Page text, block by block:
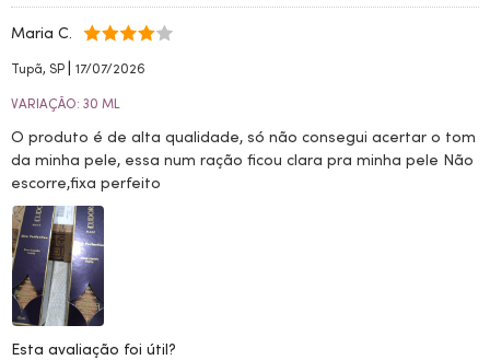
Maria C.
Tupã, SP | 17/07/2026
VARIAÇÃO: 30 ML
O produto é de alta qualidade, só não consegui acertar o tom
da minha pele, essa num ração ficou clara pra minha pele Não
escorre,fixa perfeito
Esta avaliação foi útil?